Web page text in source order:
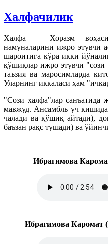
Халфачилик
Халфа – Хоразм
намуналарини ижро этувчи
шароитига кўра икки
қўшиқлар ижро этувчи
таъзия ва маросимларда
Уларнинг иккаласи ҳам
"Сози халфа"лар санъатида
мавжуд. Ансамбль уч
чалади ва қўшиқ айтади),
баъзан рақс тушади) ва
Ибрагимова
Ибрагимова Каромат